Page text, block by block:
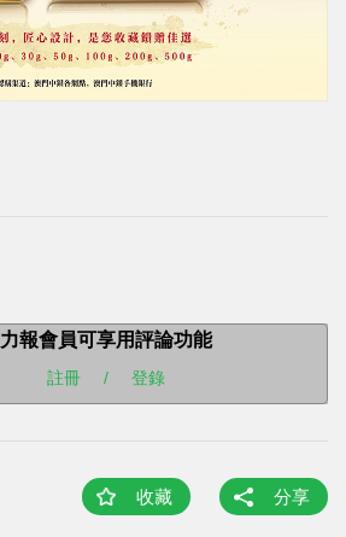
力報會員可享用評論功能
註冊 / 登錄
收藏 分享